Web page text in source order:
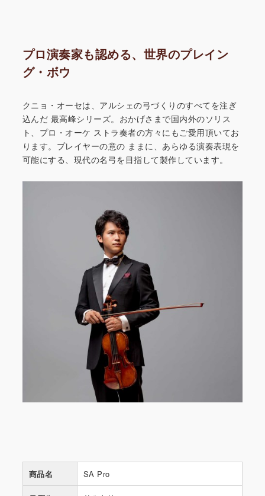
プロ演奏家も認める、世界のプレイン
グ・ボウ
クニョ・オーセは、アルシェの弓づくりのすべてを注ぎ
込んだ 最高峰シリーズ。おかげさまで国内外のソリス
ト、プロ・オーケ ストラ奏者の方々にもご愛用頂いてお
ります。プレイヤーの意の ままに、あらゆる演奏表現を
可能にする、現代の名弓を目指して製作しています。
商品名 SA Pro